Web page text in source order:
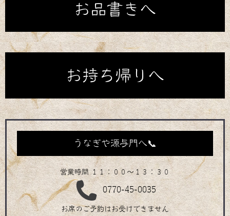
お品書きへ
お持ち帰りへ
うなぎや源与門へ📞
営業時間 １１：００～１３：３０
0770-45-0035
お席のご予約はお受けできません